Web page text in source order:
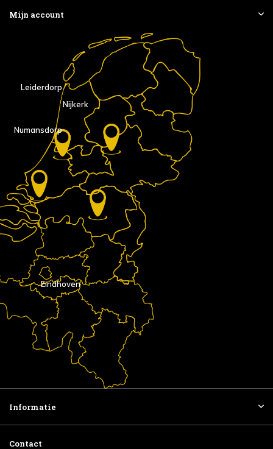
Mijn account
Eindhoven
Nijkerk
Numansdorp
Leiderdorp
Informatie
Contact